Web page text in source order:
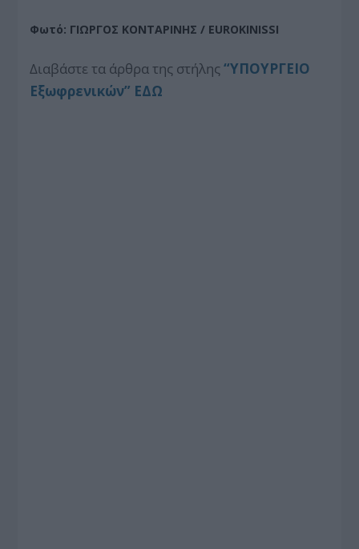
Φωτό: ΓΙΩΡΓΟΣ ΚΟΝΤΑΡΙΝΗΣ / EUROKINISSI
Διαβάστε τα άρθρα της στήλης“ΥΠΟΥΡΓΕΙΟ
Εξωφρενικών” ΕΔΩ